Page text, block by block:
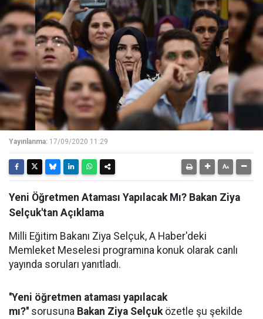
Yayınlanma: 17/09/2020 11:29
Yeni Öğretmen Ataması Yapılacak Mı? Bakan Ziya
Selçuk'tan Açıklama
Milli Eğitim Bakanı Ziya Selçuk, A Haber'deki
Memleket Meselesi programına konuk olarak canlı
yayında soruları yanıtladı.
''Yeni öğretmen ataması yapılacak
mı?'' sorusuna Bakan Ziya Selçuközetle şu şekilde